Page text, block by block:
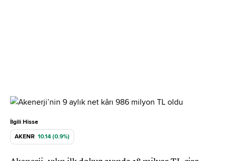
İlgili Hisse
AKENR 10.14 (0.9%)